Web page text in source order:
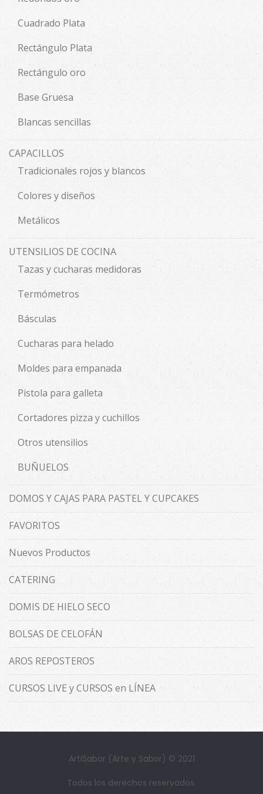
Cuadrado Plata
Rectángulo Plata
Rectángulo oro
Base Gruesa
Blancas sencillas
CAPACILLOS
Tradicionales rojos y blancos
Colores y diseños
Metálicos
UTENSILIOS DE COCINA
Tazas y cucharas medidoras
Termómetros
Básculas
Cucharas para helado
Moldes para empanada
Pistola para galleta
Cortadores pizza y cuchillos
Otros utensilios
BUÑUELOS
DOMOS Y CAJAS PARA PASTEL Y CUPCAKES
FAVORITOS
Nuevos Productos
CATERING
DOMIS DE HIELO SECO
BOLSAS DE CELOFÁN
AROS REPOSTEROS
CURSOS LIVE y CURSOS en LÍNEA
ArtiSabor (Arte y Sabor) © 2021
Todos los derechos reservados.